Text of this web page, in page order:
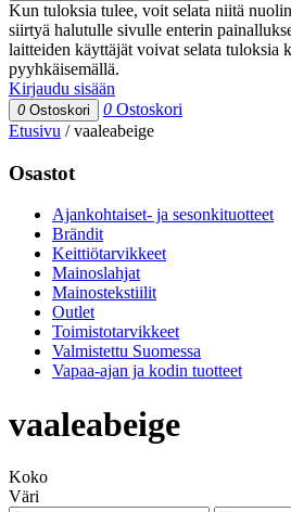
Kun tuloksia tulee, voit selata niitä
siirtyä halutulle sivulle enterin
laitteiden käyttäjät voivat selata tuloksia
pyyhkäisemällä.
Kirjaudu sisään
0 Ostoskori 0 Ostoskori
Etusivu /vaaleabeige
Osastot
Ajankohtaiset- ja sesonkituotteet
Brändit
Keittiötarvikkeet
Mainoslahjat
Mainostekstiilit
Outlet
Toimistotarvikkeet
Valmistettu Suomessa
Vapaa-ajan ja kodin tuotteet
vaaleabeige
Koko
Väri